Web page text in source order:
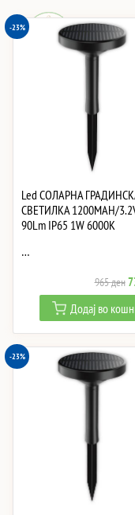
-23%
Led СОЛАРНА
СВЕТИЛКА 1200MAH/
90Lm IP65 1W 6000K
…
965ден
Додај во
-23%